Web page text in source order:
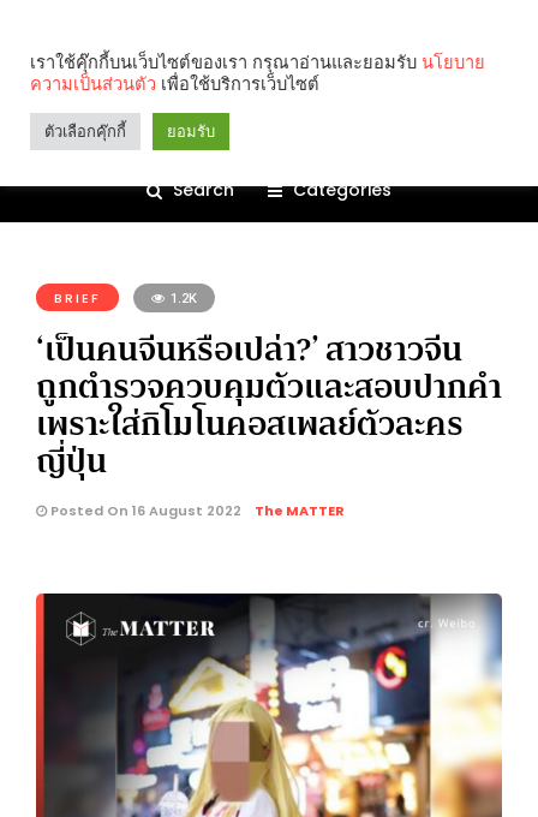
Search Categories
BRIEF 1.2K
‘เป็นคนจีนหรือเปล่า?’ สาวชาวจีน
ถูกตำรวจควบคุมตัวและสอบปากคำ
เพราะใส่กิโมโนคอสเพลย์ตัวละคร
ญี่ปุ่น
Posted On 16 August 2022 The MATTER
เราใช้คุ๊กกี้บนเว็บไซต์ของเรา กรุณาอ่านและยอมรับ นโยบาย
ความเป็นส่วนตัว เพื่อใช้บริการเว็บไซต์
ตัวเลือกคุ๊กกี้ ยอมรับ